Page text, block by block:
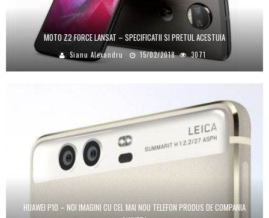
MOTO Z2 FORCE LANSAT – SPECIFICATII SI PRETUL ACESTUIA
Sianu Alexandru 15/02/2018 3071
HUAWEI P10 – NOI IMAGINI CU CEL MAI NOU TELEFON PRODUS DE COMPANIA